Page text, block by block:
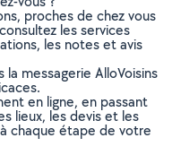
proches de chez vous
les services
les notes et avis
messagerie AlloVoisins
en ligne, en passant
lieux, les devis et les
chaque étape de votre